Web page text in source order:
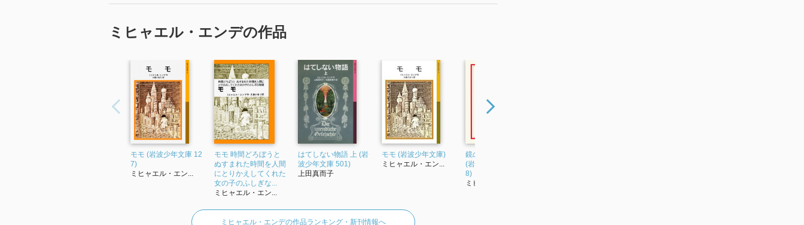
「2026年 『影の縫製機』 で使われていた紹介文から引用しています。」
ミヒャエル・エンデの作品
モモ (岩波少年文庫 12
7)
ミヒャエル・エン...
モモ 時間どろぼうと
ぬすまれた時間を人間
にとりかえしてくれた
女の子のふしぎな...
ミヒャエル・エン...
はてしない物語 上 (岩
波少年文庫 501)
上田真而子
モモ (岩波少年文庫)
ミヒャエル・エン...
鏡のなかの鏡―迷宮
(岩波現代文庫 文芸2
8)
ミヒャエル・エン...
ミヒャエル・エンデの作品ランキング・新刊情報へ